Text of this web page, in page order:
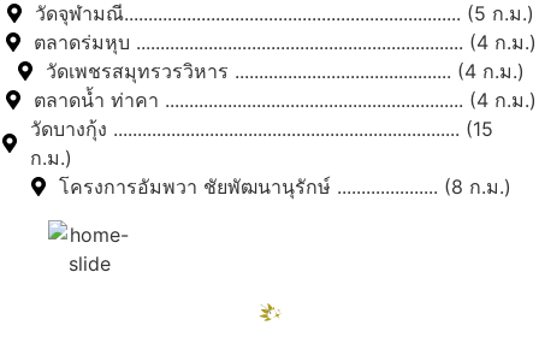
วัดจุฬามณี...................................................................... (5 ก.ม.)
ตลาดร่มหุบ .................................................................... (4 ก.ม.)
วัดเพชรสมุทรวรวิหาร ............................................. (4 ก.ม.)
ตลาดน้ำ ท่าคา .............................................................. (4 ก.ม.)
วัดบางกุ้ง ........................................................................ (15
ก.ม.)
โครงการอัมพวา ชัยพัฒนานุรักษ์ ..................... (8 ก.ม.)